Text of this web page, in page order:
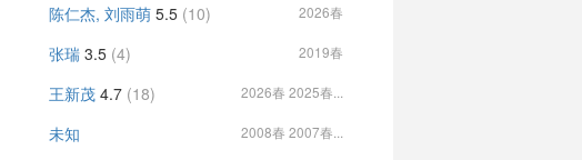
陈仁杰, 刘雨萌 5.5 (10) 2026春
张瑞 3.5 (4) 2019春
王新茂 4.7 (18) 2026春 2025春...
未知 2008春 2007春...